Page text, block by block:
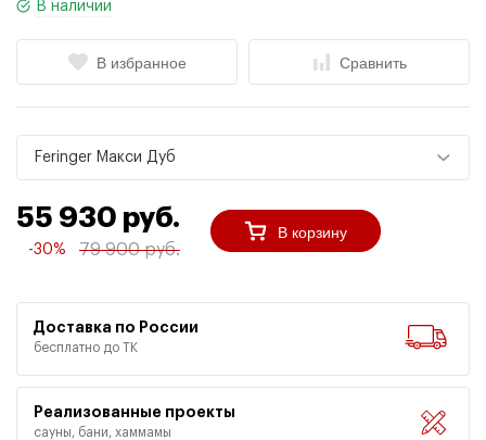
В наличии
В избранное Сравнить
Feringer Макси Дуб
55 930 руб.
-30% 79 900 руб.
В корзину
Доставка по России
бесплатно до ТК
Реализованные проекты
сауны, бани, хаммамы